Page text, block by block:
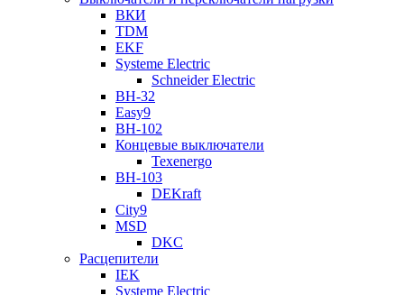
ВКИ
TDM
EKF
Systeme Electric
Schneider Electric
ВН-32
Easy9
ВН-102
Концевые выключатели
Texenergo
ВН-103
DEKraft
City9
MSD
DKC
Расцепители
IEK
Systeme Electric